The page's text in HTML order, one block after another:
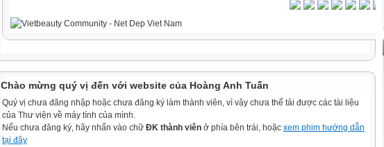
Chào mừng quý vị đến với website của Hoàng Anh Tuấn
Quý vị chưa đăng nhập hoặc chưa đăng ký làm thành viên, vì vậy chưa thể tải được các tài liệu
của Thư viện về máy tính của mình.
Nếu chưa đăng ký, hãy nhấn vào chữ ĐK thành viên ở phía bên trái, hoặc xem phim hướng dẫn
tại đây